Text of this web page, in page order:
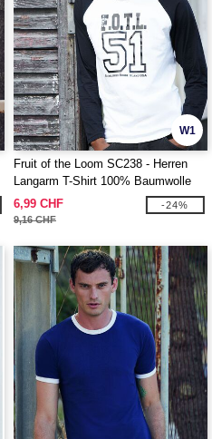
W1
Fruit of the Loom SC238 - Herren
Langarm T-Shirt 100% Baumwolle
6,99 CHF
9,16 CHF
-24%